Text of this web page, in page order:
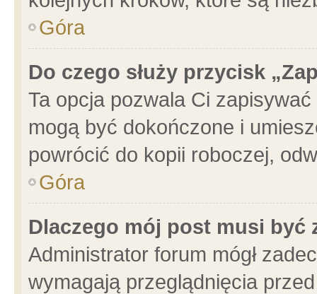
Góra
Do czego służy przycisk
Ta opcja pozwala Ci
mogą być dokończone i
powrócić do kopii roboczej,
Góra
Dlaczego mój post musi być
Administrator forum mógł
wymagają przeglądnięcia